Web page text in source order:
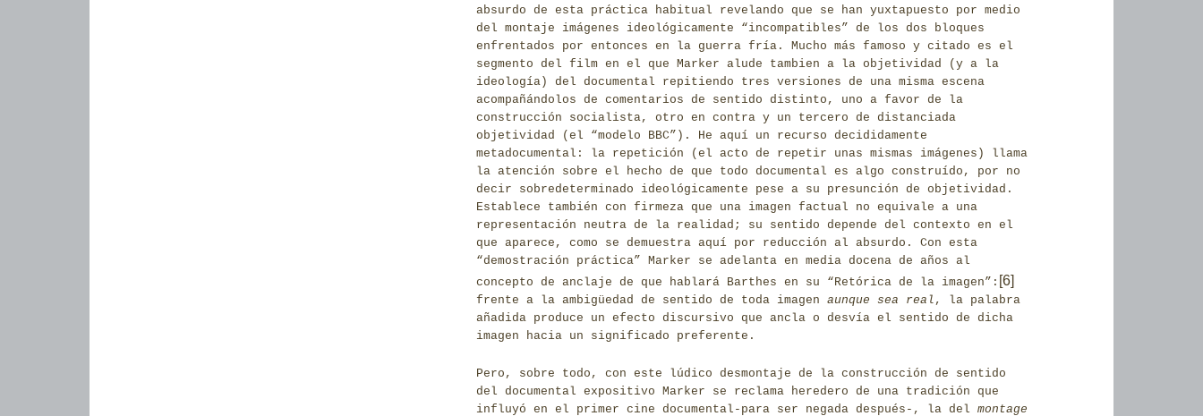
absurdo de esta práctica habitual revelando que se han yuxtapuesto por medio
del montaje imágenes ideológicamente “incompatibles” de los dos bloques
enfrentados por entonces en la guerra fría. Mucho más famoso y citado es el
segmento del film en el que Marker alude tambien a la objetividad (y a la
ideología) del documental repitiendo tres versiones de una misma escena
acompañándolos de comentarios de sentido distinto, uno a favor de la
construcción socialista, otro en contra y un tercero de distanciada
objetividad (el “modelo BBC”). He aquí un recurso decididamente
metadocumental: la repetición (el acto de repetir unas mismas imágenes) llama
la atención sobre el hecho de que todo documental es algo construído, por no
decir sobredeterminado ideológicamente pese a su presunción de objetividad.
Establece también con firmeza que una imagen factual no equivale a una
representación neutra de la realidad; su sentido depende del contexto en el
que aparece, como se demuestra aquí por reducción al absurdo. Con esta
“demostración práctica” Marker se adelanta en media docena de años al
concepto de anclaje de que hablará Barthes en su “Retórica de la imagen”: [6]
frente a la ambigüedad de sentido de toda imagen aunque sea real , la palabra
añadida produce un efecto discursivo que ancla o desvía el sentido de dicha
imagen hacia un significado preferente.
Pero, sobre todo, con este lúdico desmontaje de la construcción de sentido
del documental expositivo Marker se reclama heredero de una tradición que
influyó en el primer cine documental-para ser negada después-, la del montage